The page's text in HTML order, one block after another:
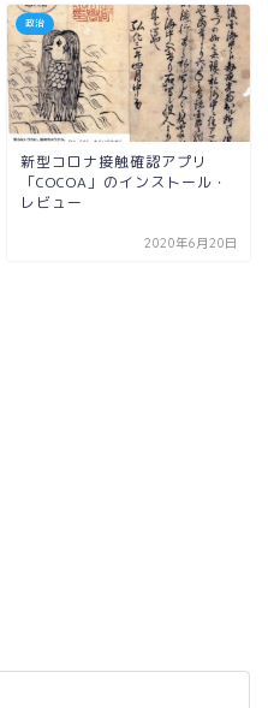
政治
新型コロナ接触確認アプリ
「COCOA」のインストール・
レビュー
2020年6月20日